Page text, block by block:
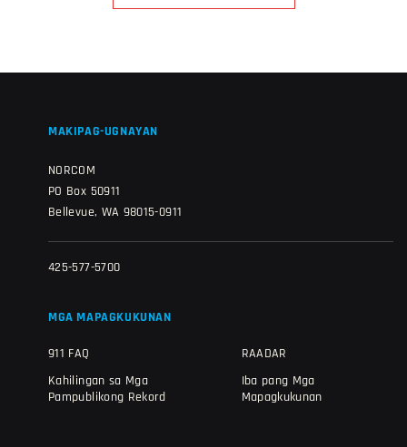
MAKIPAG-UGNAYAN
NORCOM
PO Box 50911
Bellevue, WA 98015-0911
425-577-5700
MGA MAPAGKUKUNAN
911 FAQ
Kahilingan sa Mga
Pampublikong Rekord
RAADAR
Iba pang Mga
Mapagkukunan